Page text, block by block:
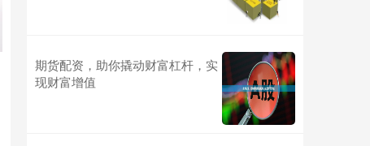
期货配资，助你撬动财富杠杆，实
现财富增值